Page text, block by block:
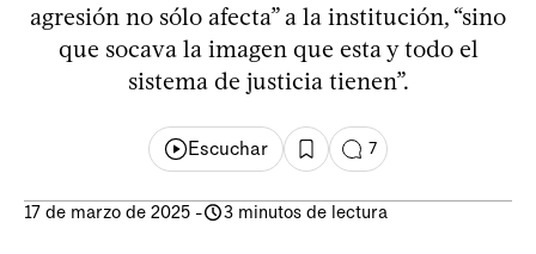
agresión no sólo afecta” a la institución, “sino
que socava la imagen que esta y todo el
sistema de justicia tienen”.
Escuchar 7
17 de marzo de 2025 - 3 minutos de lectura